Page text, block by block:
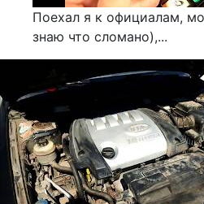
Поехал я к официалам,
знаю что сломано),...